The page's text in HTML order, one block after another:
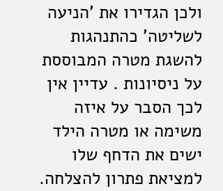
ולכן הגדירו את 'הניעה
לשליטה' כהתנהגות
להשגת מטרה המבוססת
על ניסיונות . עדיין אין
לכך הסבר על איזה
משימה או מטרה הילד
ישים את הדחף שלו
למציאת פתרון להצלחה.